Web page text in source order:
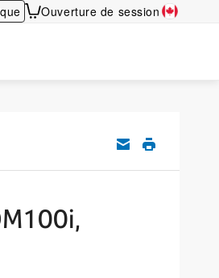
Ouverture de session